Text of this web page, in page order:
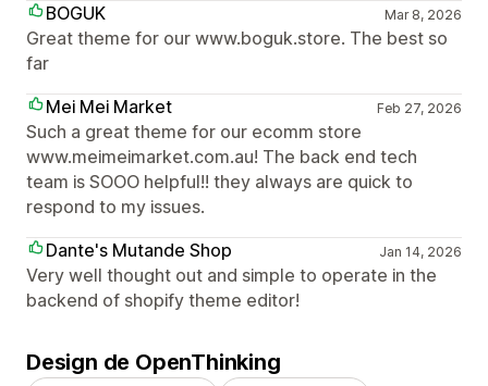
BOGUK
Mar 8, 2026
Great theme for our www.boguk.store. The best so
far
Mei Mei Market
Feb 27, 2026
Such a great theme for our ecomm store
www.meimeimarket.com.au! The back end tech
team is SOOO helpful!! they always are quick to
respond to my issues.
Dante's Mutande Shop
Jan 14, 2026
Very well thought out and simple to operate in the
backend of shopify theme editor!
Design de OpenThinking